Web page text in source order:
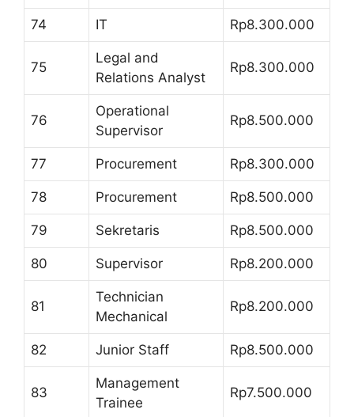
74 IT Rp8.300.000
75
Legal and
Relations Analyst
Rp8.300.000
76
Operational
Supervisor
Rp8.500.000
77 Procurement Rp8.300.000
78 Procurement Rp8.500.000
79 Sekretaris Rp8.500.000
80 Supervisor Rp8.200.000
81
Technician
Mechanical
Rp8.200.000
82 Junior Staff Rp8.500.000
83
Management
Trainee
Rp7.500.000